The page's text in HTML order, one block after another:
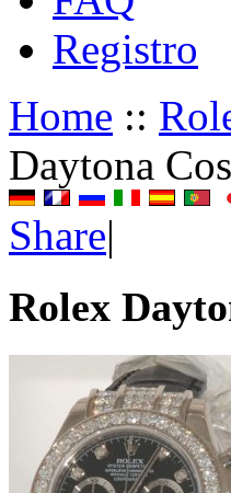
Registro
Home ::
Daytona
Share|
Rolex